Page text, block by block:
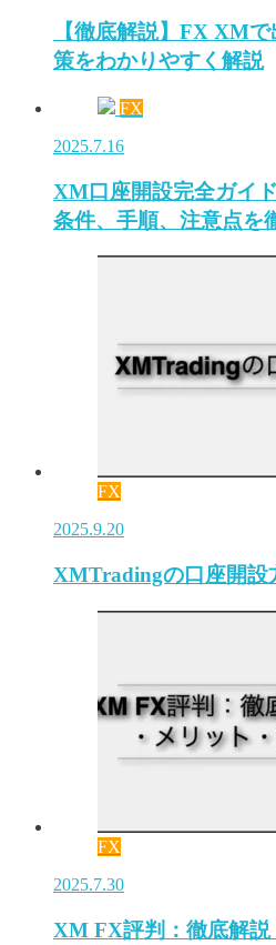
【徹底解説】FX XM
策をわかりやすく解説
FX
2025.7.16
XM口座開設完全ガイ
条件、手順、注意点を
FX
2025.9.20
XMTradingの口座開設
FX
2025.7.30
XM FX評判：徹底解説